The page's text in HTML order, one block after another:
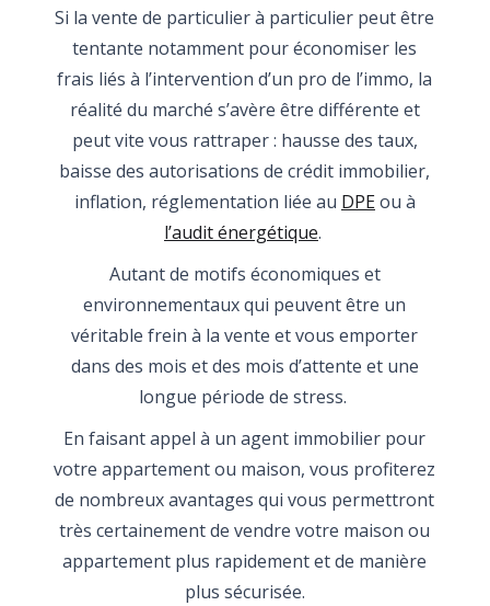
Si la vente de particulier à particulier peut être
tentante notamment pour économiser les
frais liés à l’intervention d’un pro de l’immo, la
réalité du marché s’avère être différente et
peut vite vous rattraper : hausse des taux,
baisse des autorisations de crédit immobilier,
inflation, réglementation liée au DPEou à
l’audit énergétique.
Autant de motifs économiques et
environnementaux qui peuvent être un
véritable frein à la vente et vous emporter
dans des mois et des mois d’attente et une
longue période de stress.
En faisant appel à un agent immobilier pour
votre appartement ou maison, vous profiterez
de nombreux avantages qui vous permettront
très certainement de vendre votre maison ou
appartement plus rapidement et de manière
plus sécurisée.